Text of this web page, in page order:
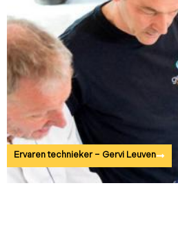
Ervaren technieker – Gervi Leuven